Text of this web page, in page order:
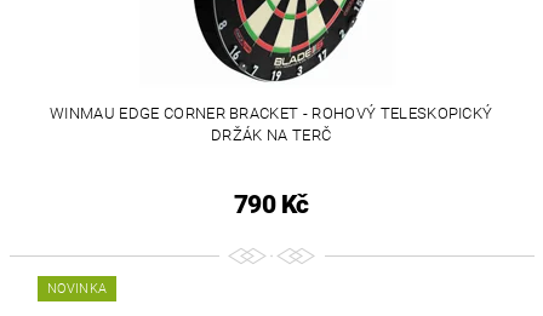
WINMAU EDGE CORNER BRACKET - ROHOVÝ TELESKOPICKÝ
DRŽÁK NA TERČ
790 Kč
NOVINKA